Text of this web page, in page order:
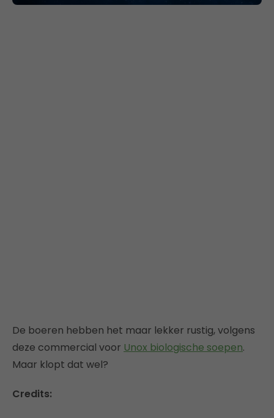
De boeren hebben het maar lekker rustig, volgens
deze commercial voor Unox biologische soepen.
Maar klopt dat wel?
Credits: